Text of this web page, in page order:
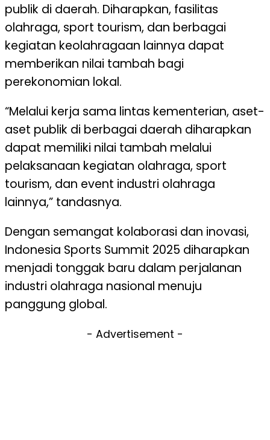
publik di daerah. Diharapkan, fasilitas
olahraga, sport tourism, dan berbagai
kegiatan keolahragaan lainnya dapat
memberikan nilai tambah bagi
perekonomian lokal.
“Melalui kerja sama lintas kementerian, aset-
aset publik di berbagai daerah diharapkan
dapat memiliki nilai tambah melalui
pelaksanaan kegiatan olahraga, sport
tourism, dan event industri olahraga
lainnya,” tandasnya.
Dengan semangat kolaborasi dan inovasi,
Indonesia Sports Summit 2025 diharapkan
menjadi tonggak baru dalam perjalanan
industri olahraga nasional menuju
panggung global.
- Advertisement -